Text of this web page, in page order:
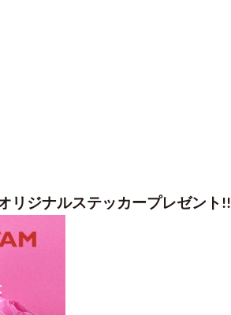
オリジナルステッカープレゼント!!